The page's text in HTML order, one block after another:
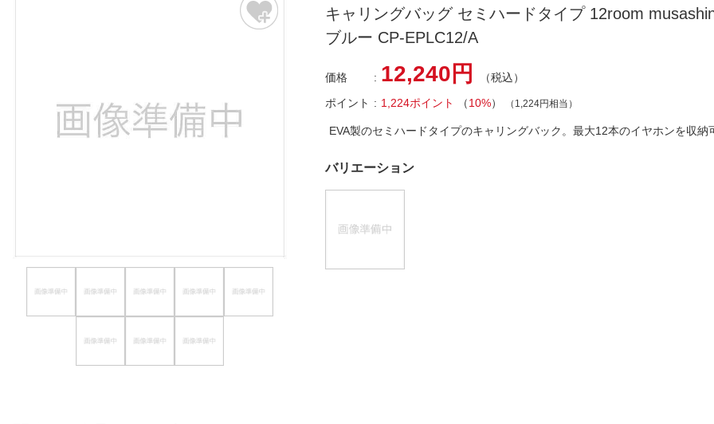
閲覧履歴
お客様サポート
キャリングバッグ セミハードタイプ 12room
ブルー CP-EPLC12/A
価格 12,240円
（税込）
ポイント
1,224ポイント （10%） （1,224円相当）
EVA製のセミハードタイプのキャリングバック。最大12本のイヤホンを収
バリエーション